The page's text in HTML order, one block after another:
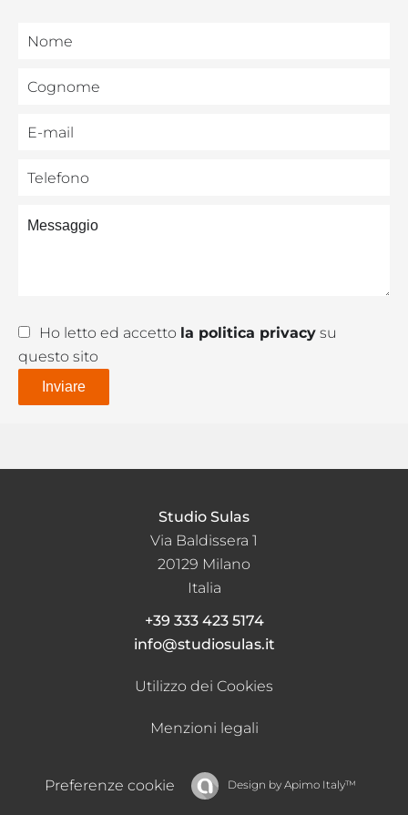
Ho letto ed accetto la politica privacy su
questo sito
Inviare
Studio Sulas
Via Baldissera 1
20129 Milano
Italia
+39 333 423 5174
info@studiosulas.it
Utilizzo dei Cookies
Menzioni legali
Preferenze cookie Design by Apimo Italy™